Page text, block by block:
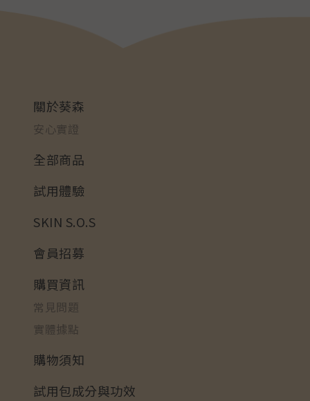
關於葵森
安心實證
全部商品
試用體驗
SKIN S.O.S
會員招募
購買資訊
常見問題
實體據點
購物須知
試用包成分與功效